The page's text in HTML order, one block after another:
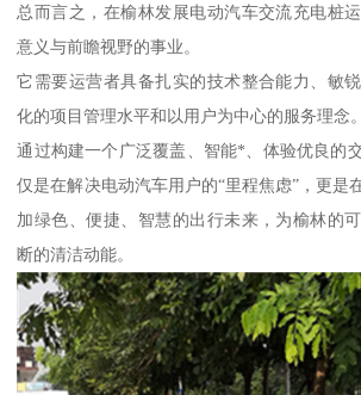
总而言之，在榆林发展电动汽车交流充电桩
意义与前瞻视野的事业。
它需要运营者具备扎实的技术整合能力、敏
化的项目管理水平和以用户为中心的服务理念。
通过构建一个广泛覆盖、智能*、体验优良的
仅是在解决电动汽车用户的“里程焦虑”，更是
加绿色、便捷、智慧的出行未来，为榆林的
断的清洁动能。